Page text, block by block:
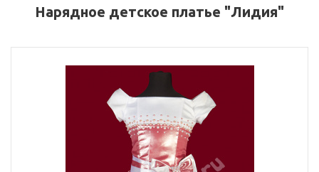
Нарядное детское платье "Лидия"